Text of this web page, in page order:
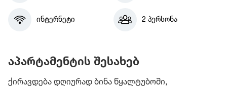
ინტერნეტი 2 პერსონა
აპარტამენტის შესახებ
ქირავდება დღიურად ბინა წყალტუბოში,